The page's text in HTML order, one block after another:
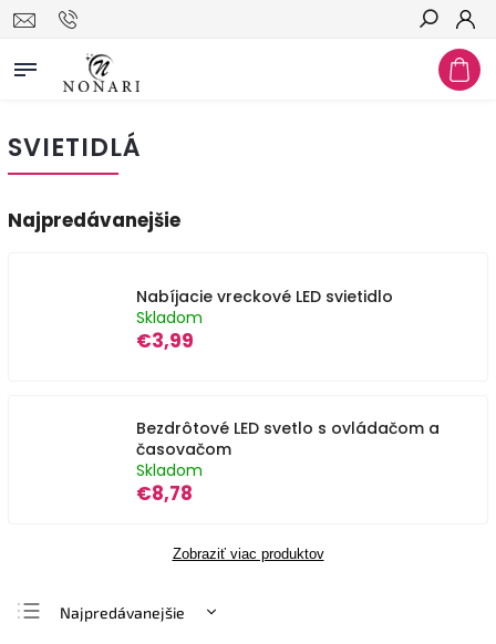
Hľadať
SVIETIDLÁ
Najpredávanejšie
Nabíjacie vreckové LED svietidlo
Skladom
€3,99
Bezdrôtové LED svetlo s ovládačom a
časovačom
Skladom
€8,78
Zobraziť viac produktov
Najpredávanejšie